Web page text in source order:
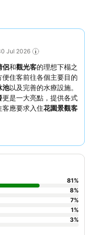
Jul 2026
侶和觀光客的理想下榻之
便住客前往各個主要目的
池以及完善的水療設施。
更是一大亮點，提供各式
應要求入住花園景觀客
81%
8%
7%
1%
3%